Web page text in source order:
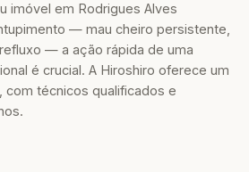
imóvel em Rodrigues Alves
— mau cheiro persistente,
— a ação rápida de uma
é crucial. A Hiroshiro oferece um
técnicos qualificados e